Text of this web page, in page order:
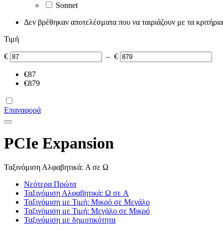
Sonnet
Δεν βρέθηκαν αποτελέσματα που να ταιριάζουν με τα
Τιμή
€ – €
€87
€879
Επαναφορά
PCIe Expansion
Ταξινόμιση Αλφαβητικά: A σε Ω
Νεότερα Πρώτα
Ταξινόμιση Αλφαβητικά: Ω σε A
Ταξινόμιση με Τιμή: Μικρό σε Μεγάλο
Ταξινόμιση με Τιμή: Μεγάλο σε Μικρό
Ταξινόμιση με δημοτικότητα